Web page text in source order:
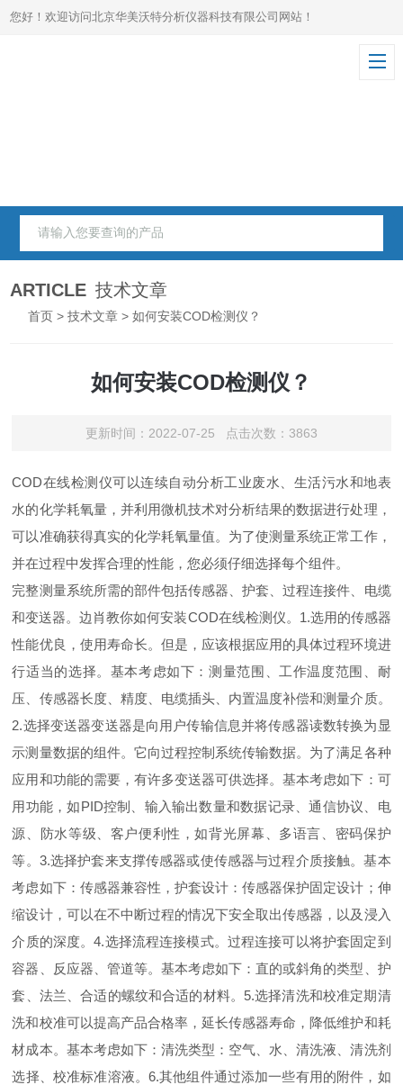
您好！欢迎访问北京华美沃特分析仪器科技有限公司网站！
ARTICLE 技术文章
首页 >技术文章 > 如何安装COD检测仪？
如何安装COD检测仪？
更新时间：2022-07-25 点击次数：3863
COD在线检测仪可以连续自动分析工业废水、生活污水和地表
水的化学耗氧量，并利用微机技术对分析结果的数据进行处理，
可以准确获得真实的化学耗氧量值。为了使测量系统正常工作，
并在过程中发挥合理的性能，您必须仔细选择每个组件。
完整测量系统所需的部件包括传感器、护套、过程连接件、电缆
和变送器。边肖教你如何安装COD在线检测仪。1.选用的传感器
性能优良，使用寿命长。但是，应该根据应用的具体过程环境进
行适当的选择。基本考虑如下：测量范围、工作温度范围、耐
压、传感器长度、精度、电缆插头、内置温度补偿和测量介质。
2.选择变送器变送器是向用户传输信息并将传感器读数转换为显
示测量数据的组件。它向过程控制系统传输数据。为了满足各种
应用和功能的需要，有许多变送器可供选择。基本考虑如下：可
用功能，如PID控制、输入输出数量和数据记录、通信协议、电
源、防水等级、客户便利性，如背光屏幕、多语言、密码保护
等。3.选择护套来支撑传感器或使传感器与过程介质接触。基本
考虑如下：传感器兼容性，护套设计：传感器保护固定设计；伸
缩设计，可以在不中断过程的情况下安全取出传感器，以及浸入
介质的深度。4.选择流程连接模式。过程连接可以将护套固定到
容器、反应器、管道等。基本考虑如下：直的或斜角的类型、护
套、法兰、合适的螺纹和合适的材料。5.选择清洗和校准定期清
洗和校准可以提高产品合格率，延长传感器寿命，降低维护和耗
材成本。基本考虑如下：清洗类型：空气、水、清洗液、清洗剂
选择、校准标准溶液。6.其他组件通过添加一些有用的附件，如